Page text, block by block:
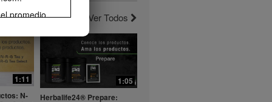
promedio
ejercicio
de
o
de
el control de
el
los
1:19
Bioniq GO: Como usar el
producto
Aprende a usar Bioniq GO
Ver Todos
1:11
N-
1:05
Herbalife24® Prepare: